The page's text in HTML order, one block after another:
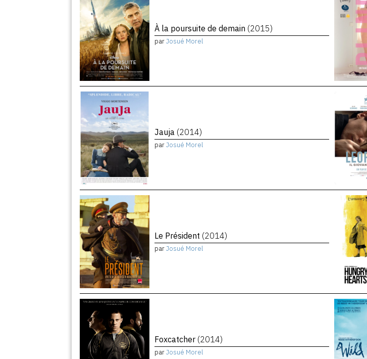
À la poursuite de demain (2015)
parJosué Morel
Jauja (2014)
parJosué Morel
Le Président (2014)
parJosué Morel
Foxcatcher (2014)
parJosué Morel